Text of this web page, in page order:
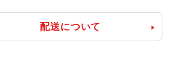
配送について